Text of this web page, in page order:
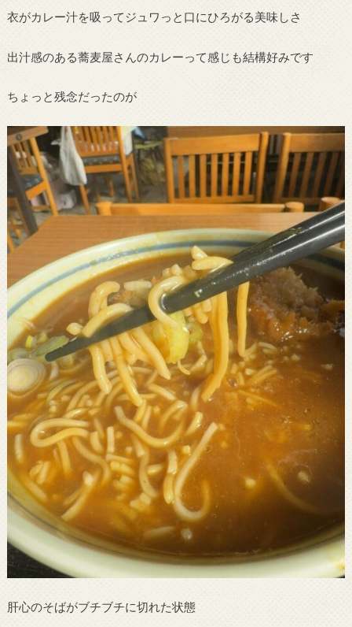
衣がカレー汁を吸ってジュワっと口にひろがる美味しさ
出汁感のある蕎麦屋さんのカレーって感じも結構好みです
ちょっと残念だったのが
肝心のそばがブチブチに切れた状態